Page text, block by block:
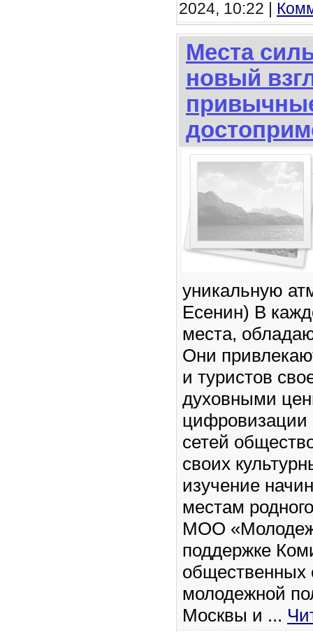
2024, 10:22 |
Места
новый
уникальную
Есенин) В
места,
Они
и туристов
духовными
цифровизации
сетей
своих
изучение
местам
МОО
поддержке
общественных
молодежной
Москвы и ...